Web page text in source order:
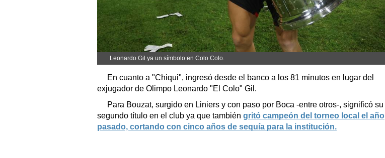
Leonardo Gil ya un símbolo en Colo Colo.
En cuanto a "Chiqui", ingresó desde el banco a los 81 minutos en lugar del
exjugador de Olimpo Leonardo "El Colo" Gil.
Para Bouzat, surgido en Liniers y con paso por Boca -entre otros-, significó su
segundo título en el club ya que también gritó campeón del torneo local el año
pasado, cortando con cinco años de sequía para la institución.